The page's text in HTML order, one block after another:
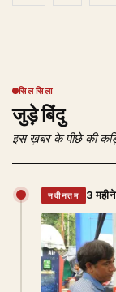
सिलसिला
जुड़े बिंदु
इस ख़बर के पीछे की
नवीनतम 3